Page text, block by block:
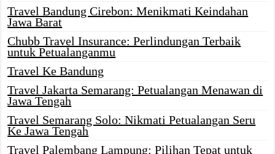
Travel Bandung Cirebon: Menikmati Keindahan
Jawa Barat
Chubb Travel Insurance: Perlindungan Terbaik
untuk Petualanganmu
Travel Ke Bandung
Travel Jakarta Semarang: Petualangan Menawan di
Jawa Tengah
Travel Semarang Solo: Nikmati Petualangan Seru
Ke Jawa Tengah
Travel Palembang Lampung: Pilihan Tepat untuk